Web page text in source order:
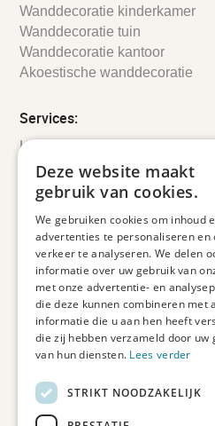
Wanddecoratie kinderkamer
Wanddecoratie tuin
Wanddecoratie kantoor
Akoestische wanddecoratie
Services:
Leveringsinformatie
Retourbeleid
Informatie
Veelgestelde vragen
Duurzaam ondernemen
Contact informatie
Etienne de Pinedaweg 34
3711 CH, Austerlitz
Nederland
info@fotoprintxl.nl
0343 78 58 00
Deze website maakt
gebruik van cookies.
We gebruiken cookies om inhoud
advertenties te personaliseren en
verkeer te analyseren. We delen
informatie over uw gebruik van
met onze advertentie- en
die deze kunnen combineren met
informatie die u aan hen heeft
die zij hebben verzameld door uw
van hun diensten. Lees verder
STRIKT NOODZAKELIJK